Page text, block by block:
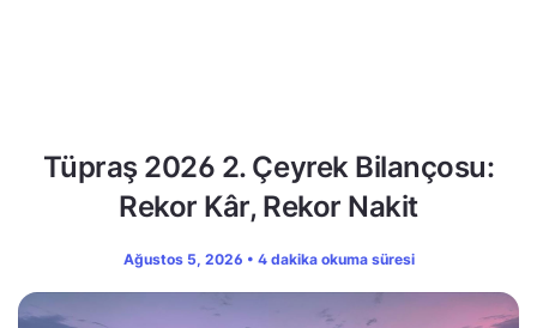
Tüpraş 2026 2. Çeyrek Bilançosu:
Rekor Kâr, Rekor Nakit
Ağustos 5, 2026 • 4 dakika okuma süresi